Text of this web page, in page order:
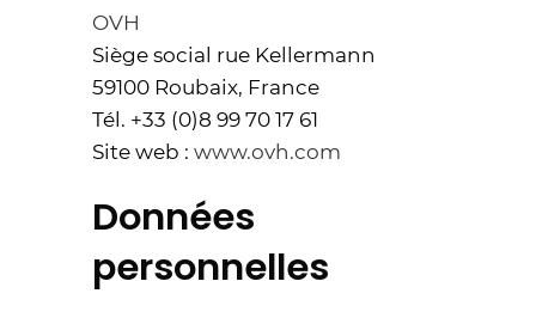
OVH
Siège social rue Kellermann
59100 Roubaix, France
Tél. +33 (0)8 99 70 17 61
Site web :www.ovh.com
Données
personnelles